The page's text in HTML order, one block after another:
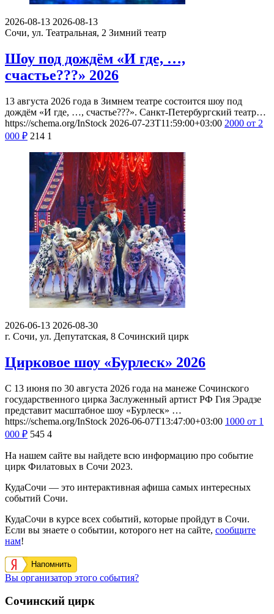
2026-08-13 2026-08-13
Сочи, ул. Театральная, 2 Зимний театр
Шоу под дождём «И где, …,
счастье???» 2026
13 августа 2026 года в Зимнем театре состоится шоу под
дождём «И где, …, счастье???». Санкт-Петербургский театр…
https://schema.org/InStock 2026-07-23T11:59:00+03:00 2000 от 2
000 ₽ 214 1
2026-06-13 2026-08-30
г. Сочи, ул. Депутатская, 8 Сочинский цирк
Цирковое шоу «Бурлеск» 2026
С 13 июня по 30 августа 2026 года на манеже Сочинского
государственного цирка Заслуженный артист РФ Гия Эрадзе
представит масштабное шоу «Бурлеск» …
https://schema.org/InStock 2026-06-07T13:47:00+03:00 1000 от 1
000 ₽ 545 4
На нашем сайте вы найдете всю информацию про событие
цирк Филатовых в Сочи 2023.
КудаСочи — это интерактивная афиша самых интересных
событий Сочи.
КудаСочи в курсе всех событий, которые пройдут в Сочи.
Если вы знаете о событии, которого нет на сайте, сообщите
нам!
Напомнить
Вы организатор этого события?
Сочинский цирк